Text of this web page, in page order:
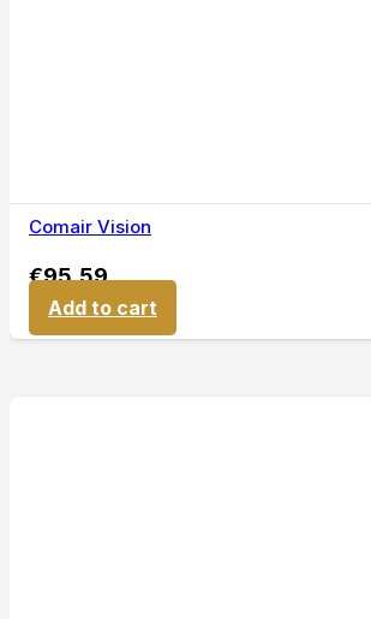
Comair Vision
€95,59
Add to cart